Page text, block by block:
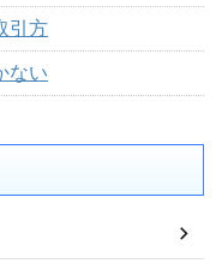
引方
ない